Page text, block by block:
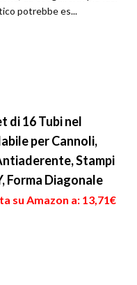
potrebbe es...
di 16 Tubi nel
per Cannoli,
Stampi
Forma Diagonale
su Amazon a: 13,71€